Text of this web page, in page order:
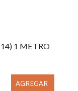
1 METRO
AGREGAR